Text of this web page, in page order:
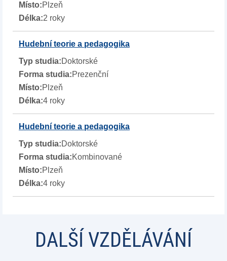
Plzeň
2 roky
Hudební teorie a pedagogika
Doktorské
Prezenční
Plzeň
4 roky
Hudební teorie a pedagogika
Doktorské
Kombinované
Plzeň
4 roky
DALŠÍ VZDĚLÁVÁNÍ